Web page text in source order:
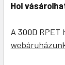
Hol
A 300D